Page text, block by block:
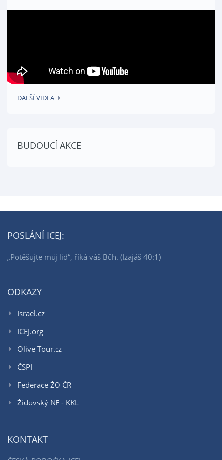
DALŠÍ VIDEA
BUDOUCÍ AKCE
POSLÁNÍ ICEJ:
„Potěšujte můj lid“, říká váš Bůh. (Izajáš 40:1)
ODKAZY
Israel.cz
ICEJ.org
Olive Tour.cz
ČSPI
Federace ŽO ČR
Židovský NF - KKL
KONTAKT